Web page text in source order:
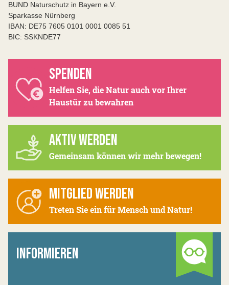
BUND Naturschutz in Bayern e.V.
Sparkasse Nürnberg
IBAN: DE75 7605 0101 0001 0085 51
BIC: SSKNDE77
SPENDEN
Helfen Sie, die Natur auch vor Ihrer
Haustür zu bewahren
AKTIV WERDEN
Gemeinsam können wir mehr bewegen!
MITGLIED WERDEN
Treten Sie ein für Mensch und Natur!
INFORMIEREN